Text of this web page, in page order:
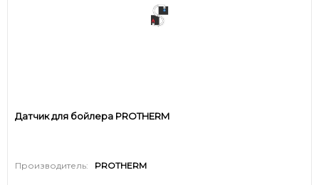
Датчик для бойлера PROTHERM
Производитель: PROTHERM